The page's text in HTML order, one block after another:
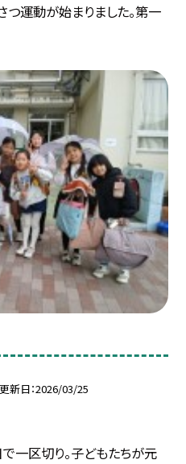
運動が始まりました。第一
更新日 2026/03/25
一区切り。子どもたちが元